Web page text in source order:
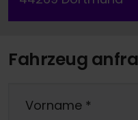
Fahrzeug
Vorname *